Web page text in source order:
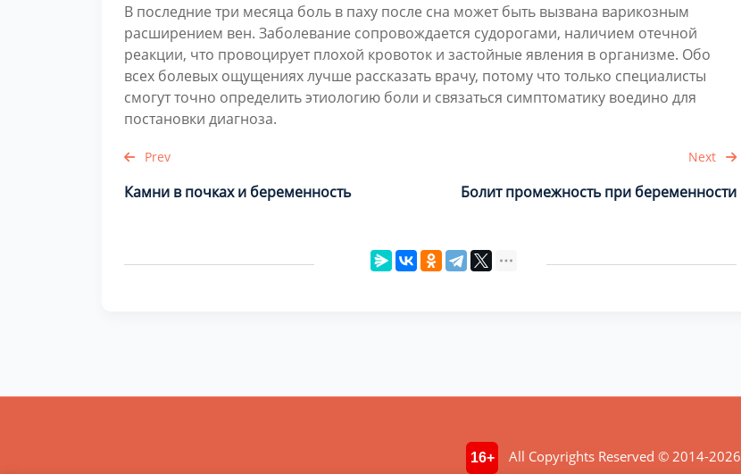
В последние три месяца боль в паху после сна может быть вызвана варикозным
расширением вен. Заболевание сопровождается судорогами, наличием отечной
реакции, что провоцирует плохой кровоток и застойные явления в организме. Обо
всех болевых ощущениях лучше рассказать врачу, потому что только специалисты
смогут точно определить этиологию боли и связаться симптоматику воедино для
постановки диагноза.
Prev
Камни в почках и беременность
Next
Болит промежность при беременности
16+ All Copyrights Reserved © 2014-2026